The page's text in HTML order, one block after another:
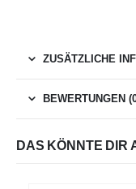
ZUSÄTZLICHE
BEWERTUNGEN
DAS KÖNNTE DIR